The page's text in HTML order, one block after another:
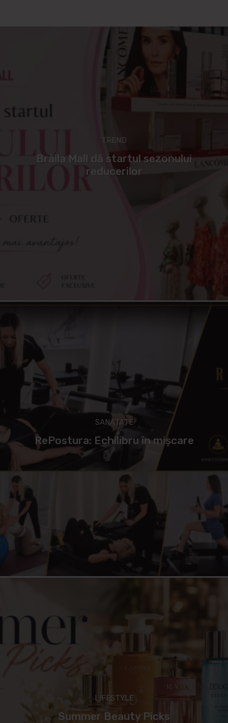
TREND
Brăila Mall dă startul sezonului
reducerilor
SANATATE
RePostura: Echilibru în mișcare
LIFESTYLE
Summer Beauty Picks